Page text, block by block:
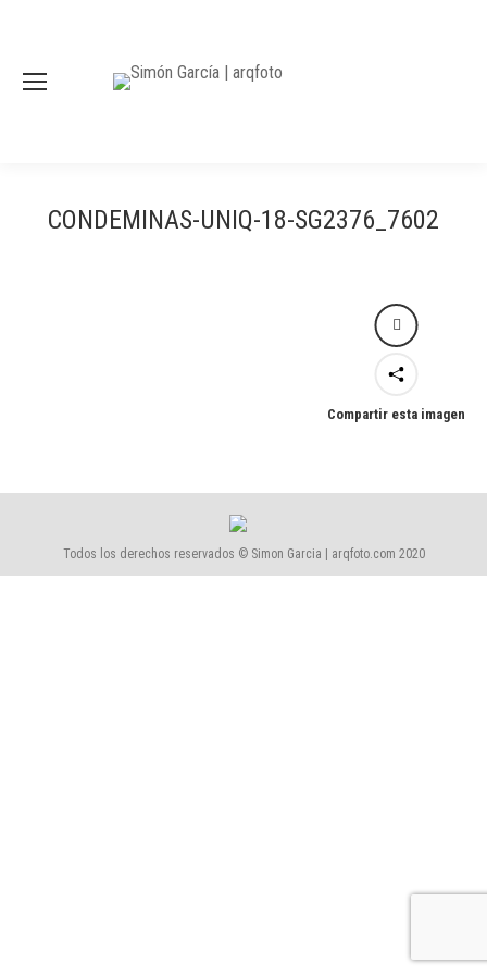
CONDEMINAS-UNIQ-18-SG2376_7602
Compartir esta imagen
Todos los derechos reservados © Simon Garcia | arqfoto.com 2020